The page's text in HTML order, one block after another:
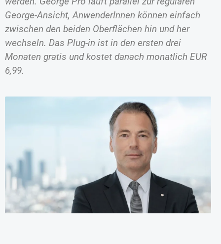
George-Ansicht, AnwenderInnen können einfach
zwischen den beiden Oberflächen hin und her
wechseln. Das Plug-in ist in den ersten drei
Monaten gratis und kostet danach monatlich EUR
6,99.